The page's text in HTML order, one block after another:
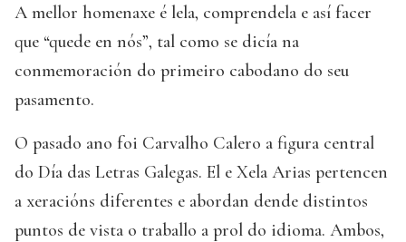
A mellor homenaxe é lela, comprendela e así facer
que “quede en nós”, tal como se dicía na
conmemoración do primeiro cabodano do seu
pasamento.
O pasado ano foi Carvalho Calero a figura central
do Día das Letras Galegas. El e Xela Arias pertencen
a xeracións diferentes e abordan dende distintos
puntos de vista o traballo a prol do idioma. Ambos,